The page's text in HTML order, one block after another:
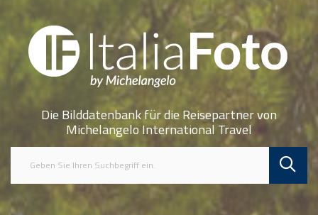
Die Bilddatenbank für die Reisepartner von
Michelangelo International Travel